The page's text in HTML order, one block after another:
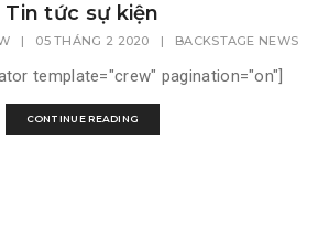
Tin tức sự kiện
| 05 THÁNG 2 2020 | BACKSTAGE NEWS
template="crew" pagination="on"]
CONTINUE READING